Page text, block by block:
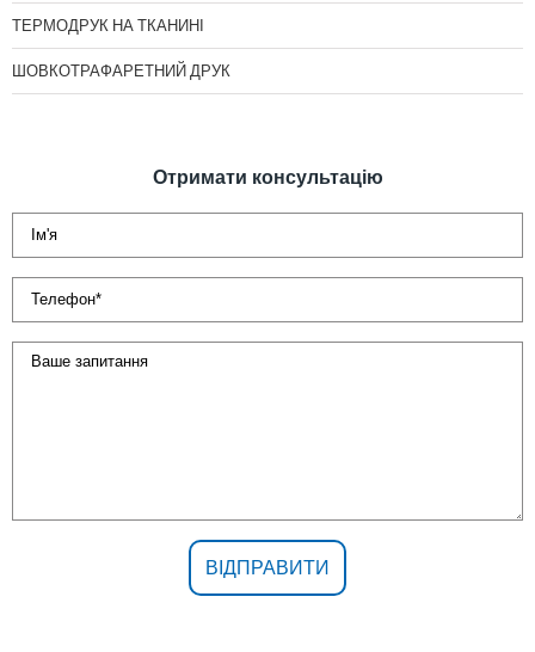
ТЕРМОДРУК НА ТКАНИНІ
ШОВКОТРАФАРЕТНИЙ ДРУК
Отримати консультацію